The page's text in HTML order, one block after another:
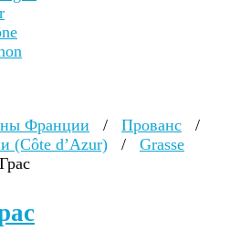
Франции / Прованс
/
(Côte d’Azur)
/
Grasse